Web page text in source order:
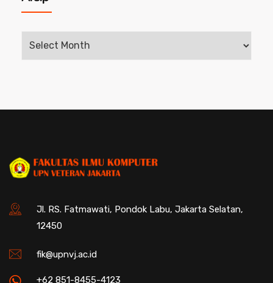
Arsip
Jl. RS. Fatmawati, Pondok Labu, Jakarta Selatan,
12450
fik@upnvj.ac.id
+62 851-8455-4123